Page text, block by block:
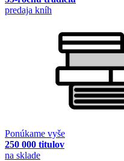
predaja kníh
Ponúkame vyše
250 000 titulov
na sklade